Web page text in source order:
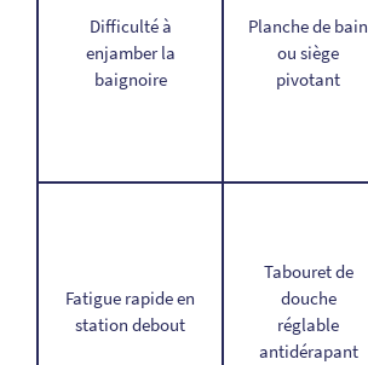
Difficulté à
enjamber la
baignoire
Planche de bain
ou siège
pivotant
Fatigue rapide en
station debout
Tabouret de
douche
réglable
antidérapant